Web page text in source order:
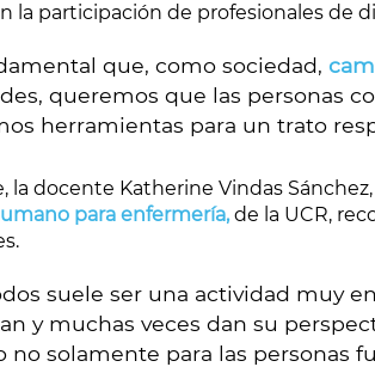
la participación de profesionales de
que, como sociedad,
queremos que las personas
herramientas para un trato
la docente Katherine Vindas
para enfermería,de la UCR,
suele ser una actividad muy
y muchas veces dan su
no solamente para las personas